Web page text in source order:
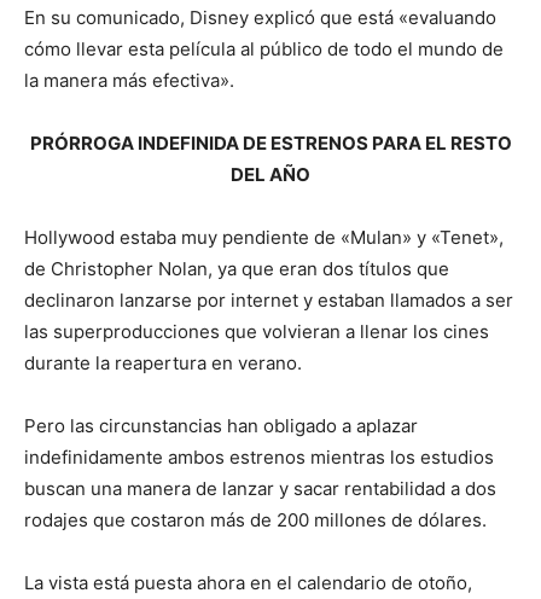
En su comunicado, Disney explicó que está «evaluando
cómo llevar esta película al público de todo el mundo de
la manera más efectiva».
PRÓRROGA INDEFINIDA DE ESTRENOS PARA EL RESTO
DEL AÑO
Hollywood estaba muy pendiente de «Mulan» y «Tenet»,
de Christopher Nolan, ya que eran dos títulos que
declinaron lanzarse por internet y estaban llamados a ser
las superproducciones que volvieran a llenar los cines
durante la reapertura en verano.
Pero las circunstancias han obligado a aplazar
indefinidamente ambos estrenos mientras los estudios
buscan una manera de lanzar y sacar rentabilidad a dos
rodajes que costaron más de 200 millones de dólares.
La vista está puesta ahora en el calendario de otoño,